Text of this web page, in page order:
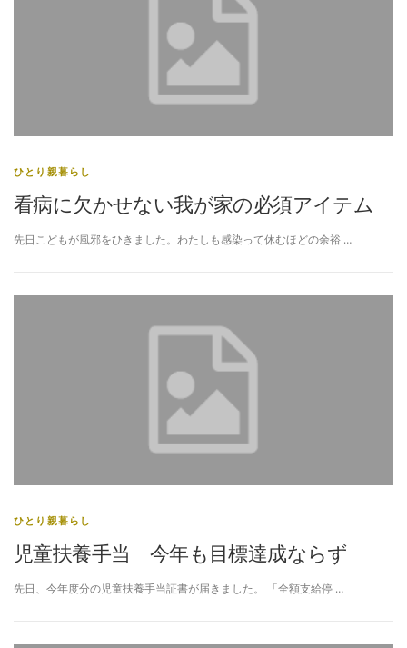
ひとり親暮らし
看病に欠かせない我が家の必須アイテム
先日こどもが風邪をひきました。わたしも感染って休むほどの余裕 …
ひとり親暮らし
児童扶養手当 今年も目標達成ならず
先日、今年度分の児童扶養手当証書が届きました。 「全額支給停 …